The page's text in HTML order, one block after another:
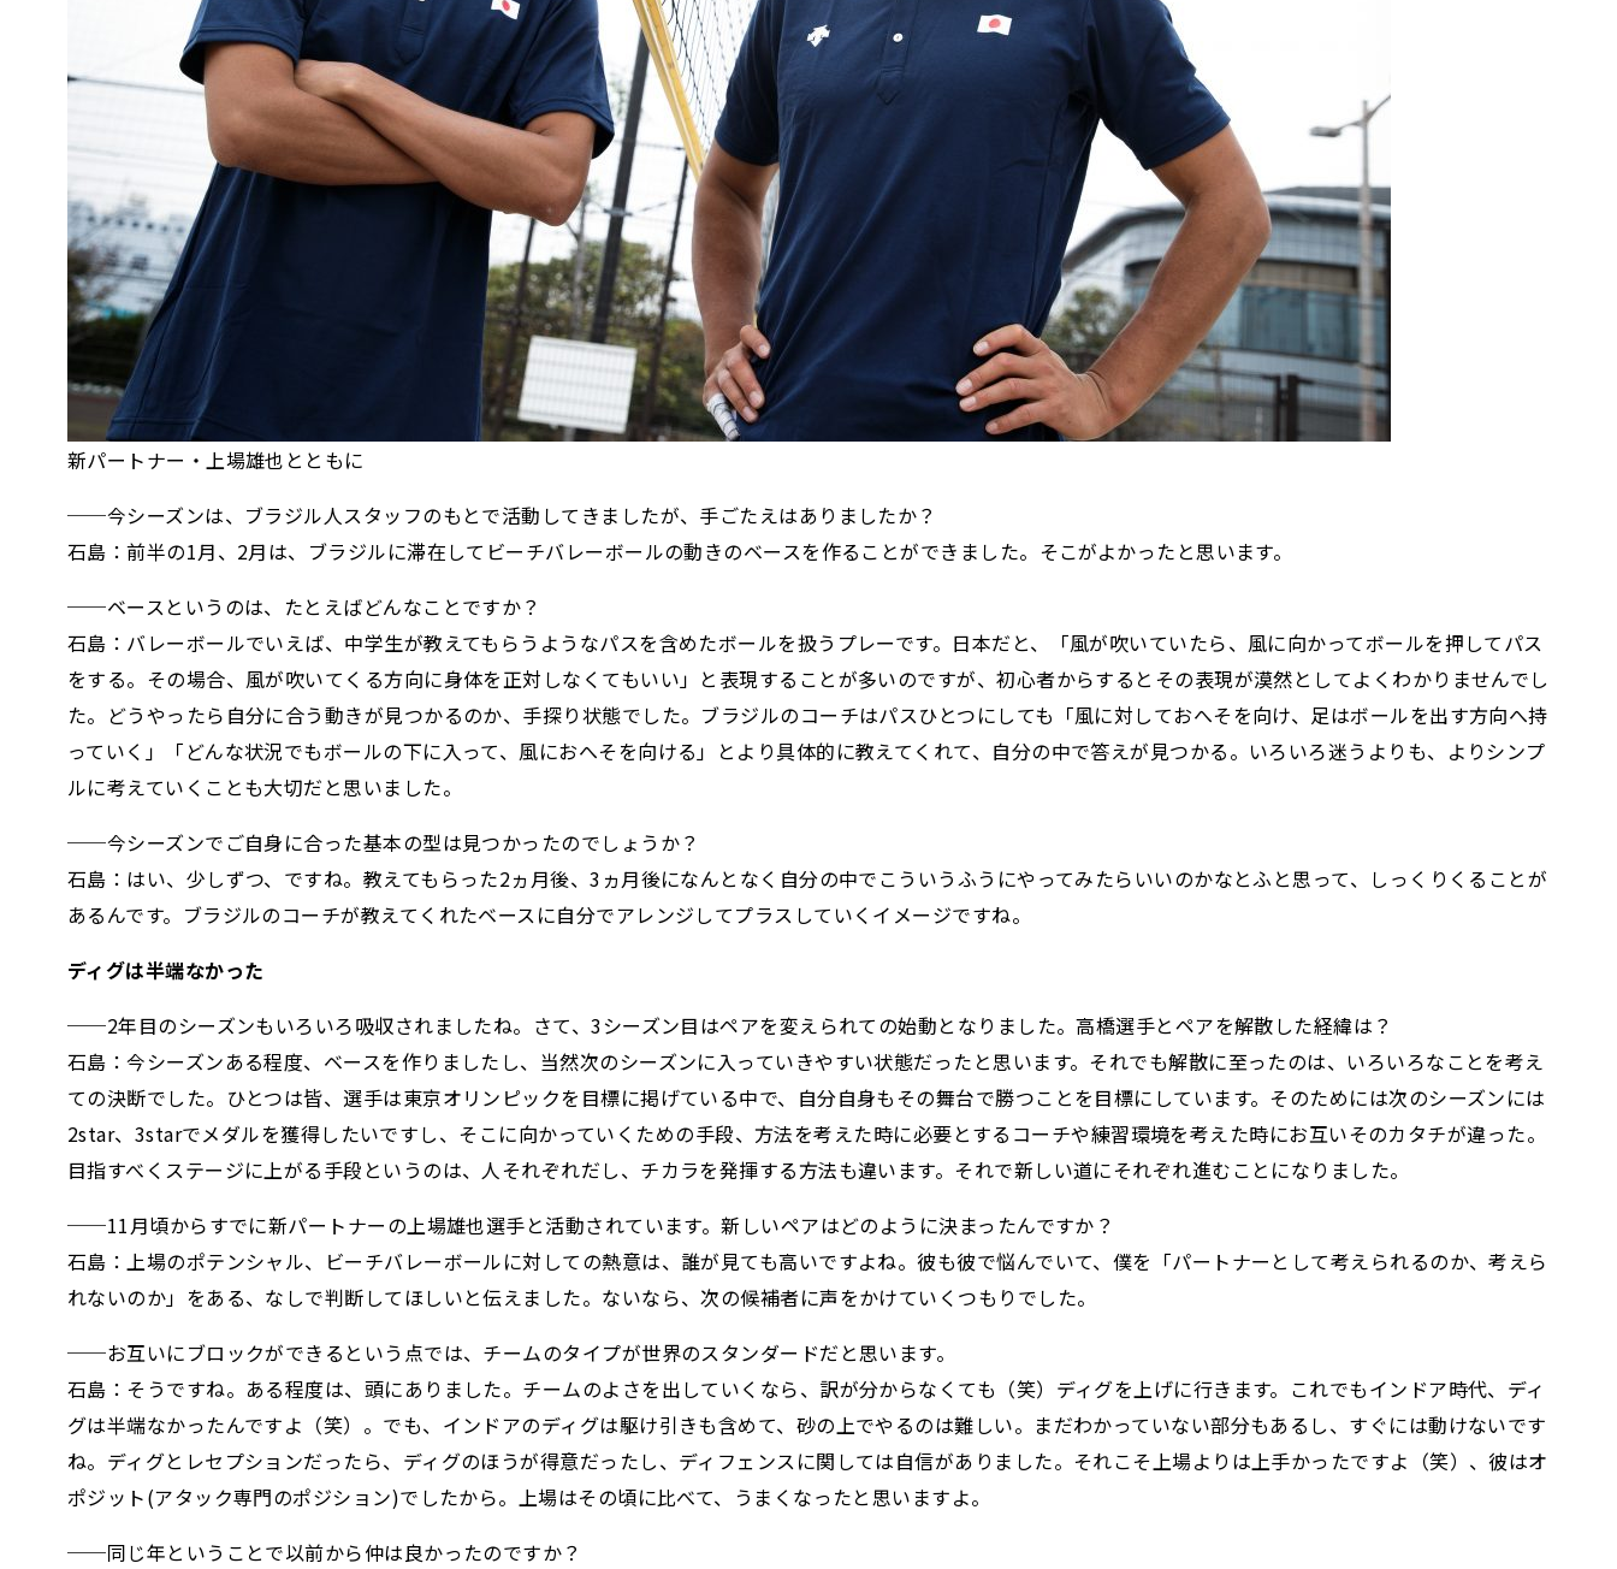
新パートナー・上場雄也とともに
──今シーズンは、ブラジル人スタッフのもとで活動してきましたが、手ごたえはありましたか？
石島：前半の1月、2月は、ブラジルに滞在してビーチバレーボールの動きのベースを作ることができました。そこがよかったと思います。
──ベースというのは、たとえばどんなことですか？
石島：バレーボールでいえば、中学生が教えてもらうようなパスを含めたボールを扱うプレーです。日本だと、「風が吹いていたら、風に向かってボールを押してパス
をする。その場合、風が吹いてくる方向に身体を正対しなくてもいい」と表現することが多いのですが、初心者からするとその表現が漠然としてよくわかりませんでし
た。どうやったら自分に合う動きが見つかるのか、手探り状態でした。ブラジルのコーチはパスひとつにしても「風に対しておへそを向け、足はボールを出す方向へ持
っていく」「どんな状況でもボールの下に入って、風におへそを向ける」とより具体的に教えてくれて、自分の中で答えが見つかる。いろいろ迷うよりも、よりシンプ
ルに考えていくことも大切だと思いました。
──今シーズンでご自身に合った基本の型は見つかったのでしょうか？
石島：はい、少しずつ、ですね。教えてもらった2ヵ月後、3ヵ月後になんとなく自分の中でこういうふうにやってみたらいいのかなとふと思って、しっくりくることが
あるんです。ブラジルのコーチが教えてくれたベースに自分でアレンジしてプラスしていくイメージですね。
ディグは半端なかった
──2年目のシーズンもいろいろ吸収されましたね。さて、3シーズン目はペアを変えられての始動となりました。高橋選手とペアを解散した経緯は？
石島：今シーズンある程度、ベースを作りましたし、当然次のシーズンに入っていきやすい状態だったと思います。それでも解散に至ったのは、いろいろなことを考え
ての決断でした。ひとつは皆、選手は東京オリンピックを目標に掲げている中で、自分自身もその舞台で勝つことを目標にしています。そのためには次のシーズンには
2star、3starでメダルを獲得したいですし、そこに向かっていくための手段、方法を考えた時に必要とするコーチや練習環境を考えた時にお互いそのカタチが違った。
目指すべくステージに上がる手段というのは、人それぞれだし、チカラを発揮する方法も違います。それで新しい道にそれぞれ進むことになりました。
──11月頃からすでに新パートナーの上場雄也選手と活動されています。新しいペアはどのように決まったんですか？
石島：上場のポテンシャル、ビーチバレーボールに対しての熱意は、誰が見ても高いですよね。彼も彼で悩んでいて、僕を「パートナーとして考えられるのか、考えら
れないのか」をある、なしで判断してほしいと伝えました。ないなら、次の候補者に声をかけていくつもりでした。
──お互いにブロックができるという点では、チームのタイプが世界のスタンダードだと思います。
石島：そうですね。ある程度は、頭にありました。チームのよさを出していくなら、訳が分からなくても（笑）ディグを上げに行きます。これでもインドア時代、ディ
グは半端なかったんですよ（笑）。でも、インドアのディグは駆け引きも含めて、砂の上でやるのは難しい。まだわかっていない部分もあるし、すぐには動けないです
ね。ディグとレセプションだったら、ディグのほうが得意だったし、ディフェンスに関しては自信がありました。それこそ上場よりは上手かったですよ（笑）、彼はオ
ポジット(アタック専門のポジション)でしたから。上場はその頃に比べて、うまくなったと思いますよ。
──同じ年ということで以前から仲は良かったのですか？